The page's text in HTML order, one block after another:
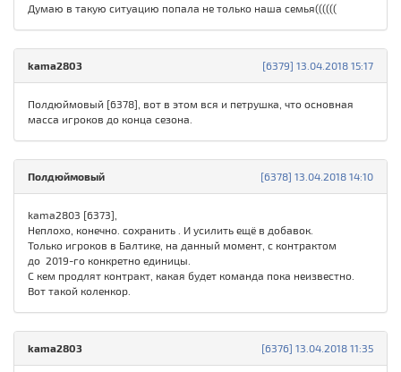
Думаю в такую ситуацию попала не только наша семья((((((
[6379] 13.04.2018 15:17
kama2803
Полдюймовый [6378], вот в этом вся и петрушка, что основная
масса игроков до конца сезона.
[6378] 13.04.2018 14:10
Полдюймовый
kama2803 [6373],
Неплохо, конечно. сохранить . И усилить ещё в добавок.
Только игроков в Балтике, на данный момент, с контрактом
до 2019-го конкретно единицы.
С кем продлят контракт, какая будет команда пока неизвестно.
Вот такой коленкор.
[6376] 13.04.2018 11:35
kama2803